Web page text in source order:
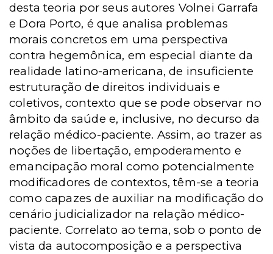
desta teoria por seus autores Volnei Garrafa
e Dora Porto, é que analisa problemas
morais concretos em uma perspectiva
contra hegemônica, em especial diante da
realidade latino-americana, de insuficiente
estruturação de direitos individuais e
coletivos, contexto que se pode observar no
âmbito da saúde e, inclusive, no decurso da
relação médico-paciente. Assim, ao trazer as
noções de libertação, empoderamento e
emancipação moral como potencialmente
modificadores de contextos, têm-se a teoria
como capazes de auxiliar na modificação do
cenário judicializador na relação médico-
paciente. Correlato ao tema, sob o ponto de
vista da autocomposição e a perspectiva